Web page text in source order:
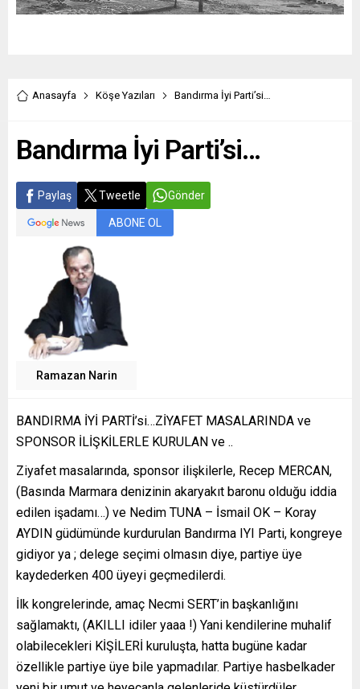
Anasayfa Köşe Yazıları Bandırma İyi Parti’si…
Bandırma İyi Parti’si…
Paylaş Tweetle Gönder
ABONE OL
Ramazan Narin
BANDIRMA İYİ PARTİ’si…ZİYAFET MASALARINDA ve
SPONSOR İLİŞKİLERLE KURULAN ve ..
Ziyafet masalarında, sponsor ilişkilerle, Recep MERCAN,
(Basında Marmara denizinin akaryakıt baronu olduğu iddia
edilen işadamı…) ve Nedim TUNA – İsmail OK – Koray
AYDIN güdümünde kurdurulan Bandırma IYI Parti, kongreye
gidiyor ya ; delege seçimi olmasın diye, partiye üye
kaydederken 400 üyeyi geçmedilerdi.
İlk kongrelerinde, amaç Necmi SERT’in başkanlığını
sağlamaktı, (AKILLI idiler yaaa !) Yani kendilerine muhalif
olabilecekleri KİŞİLERİ kuruluşta, hatta bugüne kadar
özellikle partiye üye bile yapmadılar. Partiye hasbelkader